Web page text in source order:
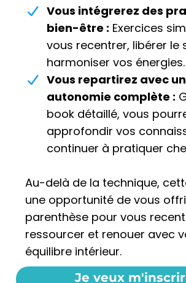
Vous intégrerez des
bien-être : Exercices
vous recentrer, libérer le
harmoniser vos énergies.
Vous repartirez avec
autonomie complète :
book détaillé, vous
approfondir vos
continuer à pratiquer
Au-delà de la technique,
une opportunité de vous
parenthèse pour vous
ressourcer et renouer avec
équilibre intérieur.
Je veux